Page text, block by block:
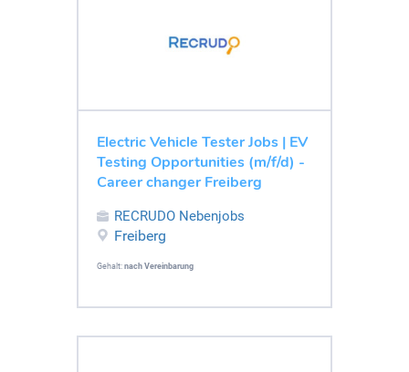
Electric Vehicle Tester Jobs | EV
Testing Opportunities (m/f/d) -
Career changer Freiberg
RECRUDO Nebenjobs
Freiberg
Gehalt: nach Vereinbarung